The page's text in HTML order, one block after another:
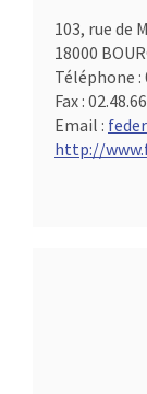
103, rue de
18000
Téléphone :
Fax :
Email :
http://